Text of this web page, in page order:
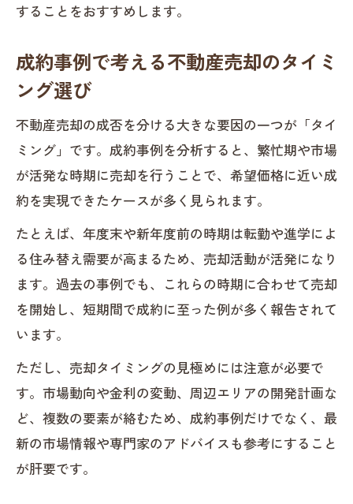
することをおすすめします。
成約事例で考える不動産売却のタイミ
ング選び
不動産売却の成否を分ける大きな要因の一つが「タイ
ミング」です。成約事例を分析すると、繁忙期や市場
が活発な時期に売却を行うことで、希望価格に近い成
約を実現できたケースが多く見られます。
たとえば、年度末や新年度前の時期は転勤や進学によ
る住み替え需要が高まるため、売却活動が活発になり
ます。過去の事例でも、これらの時期に合わせて売却
を開始し、短期間で成約に至った例が多く報告されて
います。
ただし、売却タイミングの見極めには注意が必要で
す。市場動向や金利の変動、周辺エリアの開発計画な
ど、複数の要素が絡むため、成約事例だけでなく、最
新の市場情報や専門家のアドバイスも参考にすること
が肝要です。